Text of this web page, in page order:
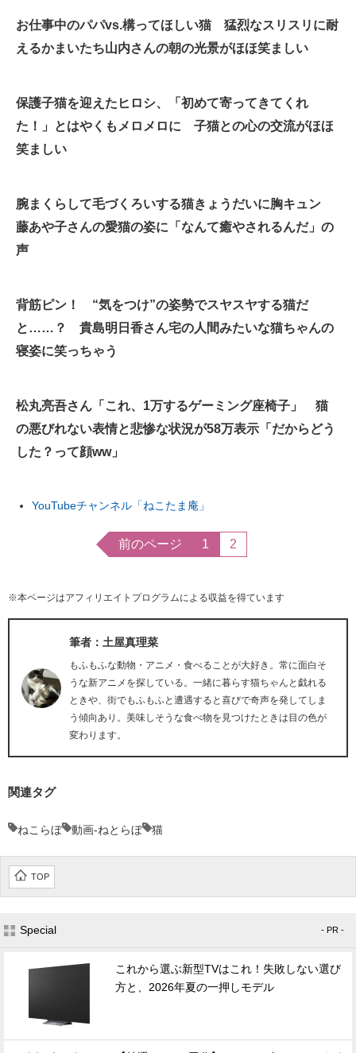
お仕事中のパパvs.構ってほしい猫 猛烈なスリスリに耐
えるかまいたち山内さんの朝の光景がほほ笑ましい
保護子猫を迎えたヒロシ、「初めて寄ってきてくれ
た！」とはやくもメロメロに 子猫との心の交流がほほ
笑ましい
腕まくらして毛づくろいする猫きょうだいに胸キュン
藤あや子さんの愛猫の姿に「なんて癒やされるんだ」の
声
背筋ピン！ “気をつけ”の姿勢でスヤスヤする猫だ
と……？ 貴島明日香さん宅の人間みたいな猫ちゃんの
寝姿に笑っちゃう
松丸亮吾さん「これ、1万するゲーミング座椅子」 猫
の悪びれない表情と悲惨な状況が58万表示「だからどう
した？って顔ww」
YouTubeチャンネル「ねこたま庵」
前のページ 1 2
※本ページはアフィリエイトプログラムによる収益を得ています
筆者：土屋真理菜
もふもふな動物・アニメ・食べることが大好き。常に面白そ
うな新アニメを探している。一緒に暮らす猫ちゃんと戯れる
ときや、街でもふもふと遭遇すると喜びで奇声を発してしま
う傾向あり。美味しそうな食べ物を見つけたときは目の色が
変わります。
関連タグ
ねこらぼ 動画-ねとらぼ 猫
TOP
Special - PR -
これから選ぶ新型TVはこれ！失敗しない選び
方と、2026年夏の一押しモデル